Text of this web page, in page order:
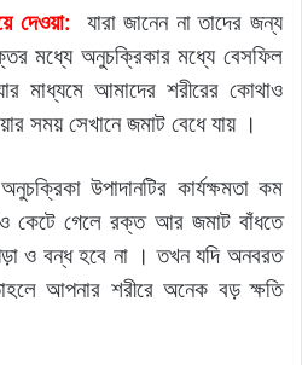
দেওয়া: যারা জানেন না তাদের জন্য
মধ্যে অনুচক্রিকার মধ্যে বেসফিল
মাধ্যমে আমাদের শরীরের কোথাও
সময় সেখানে জমাট বেধে যায় ।
উপাদানটির কার্যক্ষমতা কম
কেটে গেলে রক্ত আর জমাট বাঁধতে
ও বন্ধ হবে না । তখন যদি অনবরত
আপনার শরীরে অনেক বড় ক্ষতি